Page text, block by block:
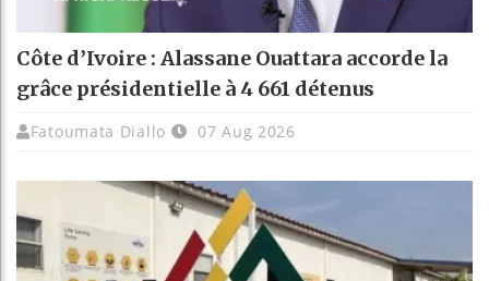
Côte d’Ivoire : Alassane Ouattara accorde la
grâce présidentielle à 4 661 détenus
Fatoumata Diallo 07 Aug 2026